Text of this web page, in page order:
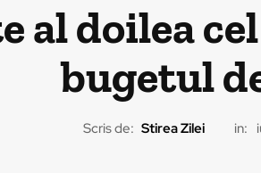
al doilea
bugetul
Scris de: Stirea Zilei in: